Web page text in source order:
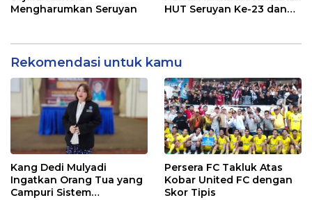
Mengharumkan Seruyan
HUT Seruyan Ke-23 dan
Rekomendasi untuk kamu
Kang Dedi Mulyadi
Ingatkan Orang Tua yang
Campuri Sistem
Persera FC Takluk Atas
Kobar United FC dengan
Skor Tipis